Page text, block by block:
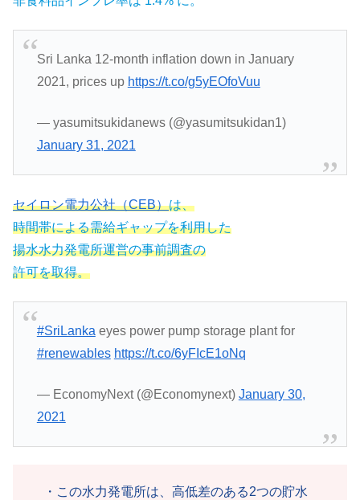
Sri Lanka 12-month inflation down in January
2021, prices up https://t.co/g5yEOfoVuu
— yasumitsukidanews (@yasumitsukidan1)
January 31, 2021
セイロン電力公社（CEB）は、
時間帯による需給ギャップを利用した
揚水水力発電所運営の事前調査の
許可を取得。
#SriLanka eyes power pump storage plant for
#renewables https://t.co/6yFIcE1oNq
— EconomyNext (@Economynext) January 30,
2021
・この水力発電所は、高低差のある2つの貯水